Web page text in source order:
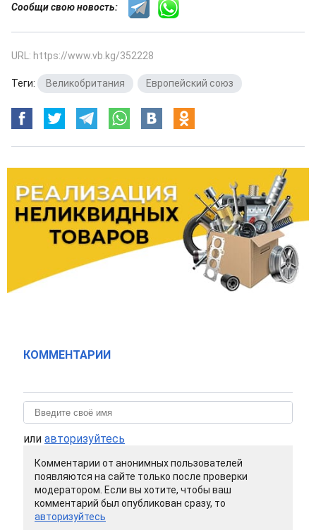
Сообщи свою новость:
URL: https://www.vb.kg/352228
Теги: Великобритания Европейский союз
КОММЕНТАРИИ
или авторизуйтесь
Комментарии от анонимных пользователей
появляются на сайте только после проверки
модератором. Если вы хотите, чтобы ваш
комментарий был опубликован сразу, то
авторизуйтесь